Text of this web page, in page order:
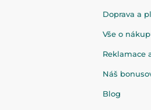
Doprava a
Vše o
Reklamace
Náš
Blog